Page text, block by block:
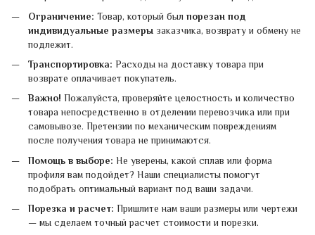
Ограничение: Товар, который был порезан под
индивидуальные размеры заказчика, возврату и обмену не
подлежит.
Транспортировка: Расходы на доставку товара при
возврате оплачивает покупатель.
Важно! Пожалуйста, проверяйте целостность и количество
товара непосредственно в отделении перевозчика или при
самовывозе. Претензии по механическим повреждениям
после получения товара не принимаются.
Помощь в выборе: Не уверены, какой сплав или форма
профиля вам подойдет? Наши специалисты помогут
подобрать оптимальный вариант под ваши задачи.
Порезка и расчет: Пришлите нам ваши размеры или чертежи
— мы сделаем точный расчет стоимости и порезки.